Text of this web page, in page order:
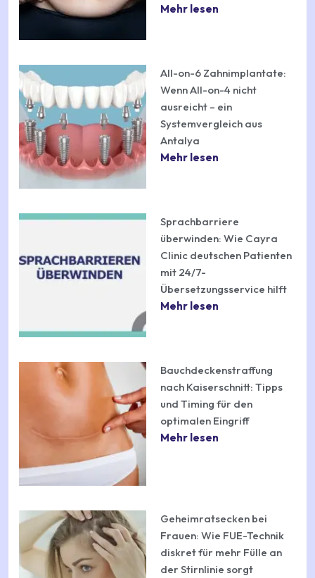
Mehr lesen
All-on-6 Zahnimplantate:
Wenn All-on-4 nicht
ausreicht – ein
Systemvergleich aus
Antalya
Mehr lesen
Sprachbarriere
überwinden: Wie Cayra
Clinic deutschen Patienten
mit 24/7-
Übersetzungsservice hilft
Mehr lesen
Bauchdeckenstraffung
nach Kaiserschnitt: Tipps
und Timing für den
optimalen Eingriff
Mehr lesen
Geheimratsecken bei
Frauen: Wie FUE-Technik
diskret für mehr Fülle an
der Stirnlinie sorgt